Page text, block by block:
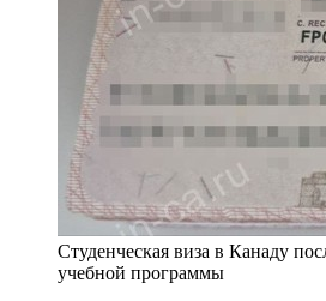
Студенческая виза в Канаду
учебной программы